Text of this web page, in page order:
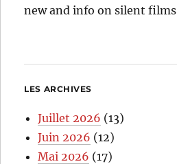
new and info on silent films
LES ARCHIVES
Juillet 2026 (13)
Juin 2026 (12)
Mai 2026 (17)